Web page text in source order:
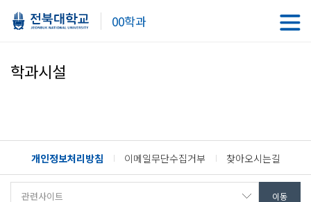
00학과
학과시설
개인정보처리방침 이메일무단수집거부 찾아오시는길